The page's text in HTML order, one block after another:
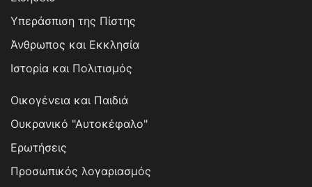
Υπεράσπιση της Πίστης
Άνθρωπος και Εκκλησία
Ιστορία και Πολιτισμός
Οικογένεια και Παιδιά
Ουκρανικό "Αυτοκέφαλο"
Ερωτήσεις
Προσωπικός λογαριασμός